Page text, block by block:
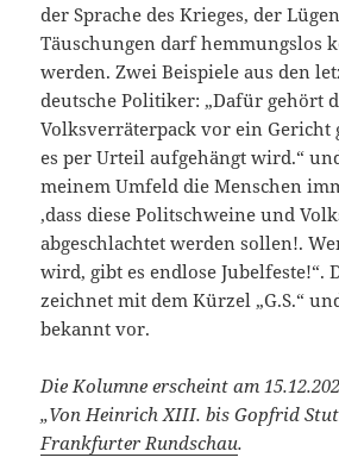
der Sprache des Krieges, der
Täuschungen darf hemmungslos
werden. Zwei Beispiele aus den
deutsche Politiker: „Dafür gehört
Volksverräterpack vor ein Gericht
es per Urteil aufgehängt wird.“
meinem Umfeld die Menschen
‚dass diese Politschweine und
abgeschlachtet werden sollen!.
wird, gibt es endlose Jubelfeste!“.
zeichnet mit dem Kürzel „G.S.“
bekannt vor.
Die Kolumne erscheint am
„Von Heinrich XIII. bis Gopfrid
Frankfurter Rundschau.